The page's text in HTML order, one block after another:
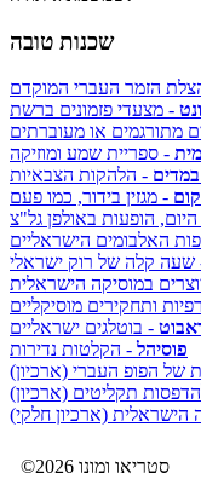
שכנות טובה
הזמר העברי המוקדם
- מצעדי פזמונים ברשת
מתורגמים או מעוברתים
- ספריית שמע ומוזיקה
- הלהקות הצבאיות
- מגזין בידור, כמו פעם
היום, הופעות באולפן גל"צ
האלבומים הישראליים
שעה קלה של רוק ישראלי
במוסיקה הישראלית
ותחקירים מוסיקליים
- בוטלגים ישראליים
פוסיהל - הקלטות נדירות
של הפופ העברי (ארכיון)
תקליטים (ארכיון)
הישראלית (ארכיון חלקי)
©2026 סטריאו ומונו